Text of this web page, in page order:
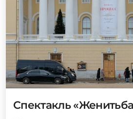
Спектакль